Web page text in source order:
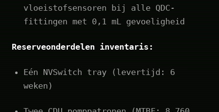
vloeistofsensoren bij alle QDC-
fittingen met 0,1 mL gevoeligheid
Reserveonderdelen inventaris:
Eén NVSwitch tray (levertijd: 6
weken)